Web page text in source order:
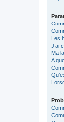
Les
J’ai
Ma
A